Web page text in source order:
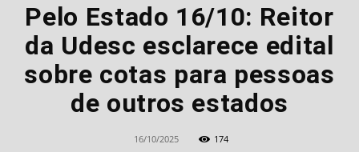
Pelo Estado 16/10: Reitor
da Udesc esclarece edital
sobre cotas para pessoas
de outros estados
16/10/2025 174